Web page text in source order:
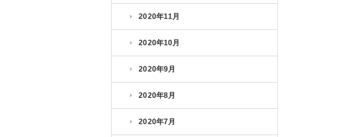
2020年11月
2020年10月
2020年9月
2020年8月
2020年7月